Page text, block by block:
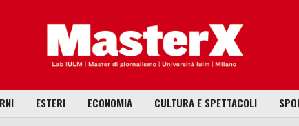
ESTERI ECONOMIA CULTURA E SPETTACOLI